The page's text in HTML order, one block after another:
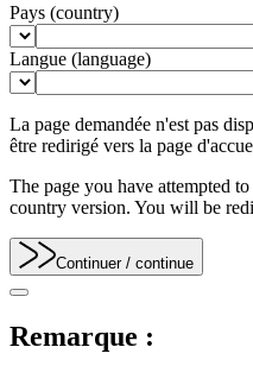
Pays (country)
Langue (language)
La page demandée n'est pas
être redirigé vers la page
The page you have attempted
country version. You will be
Continuer / continue
Remarque :